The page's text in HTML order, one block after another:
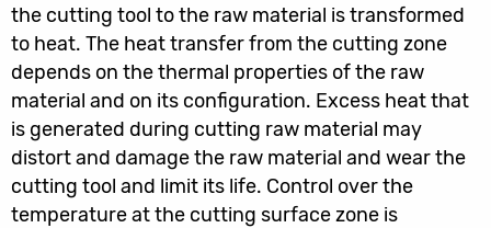
the cutting tool to the raw material is transformed
to heat. The heat transfer from the cutting zone
depends on the thermal properties of the raw
material and on its configuration. Excess heat that
is generated during cutting raw material may
distort and damage the raw material and wear the
cutting tool and limit its life. Control over the
temperature at the cutting surface zone is